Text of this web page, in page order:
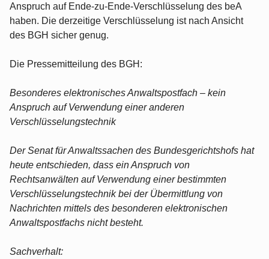
Anspruch auf Ende-zu-Ende-Verschlüsselung des beA
haben. Die derzeitige Verschlüsselung ist nach Ansicht
des BGH sicher genug.
Die Pressemitteilung des BGH:
Besonderes elektronisches Anwaltspostfach – kein
Anspruch auf Verwendung einer anderen
Verschlüsselungstechnik
Der Senat für Anwaltssachen des Bundesgerichtshofs hat
heute entschieden, dass ein Anspruch von
Rechtsanwälten auf Verwendung einer bestimmten
Verschlüsselungstechnik bei der Übermittlung von
Nachrichten mittels des besonderen elektronischen
Anwaltspostfachs nicht besteht.
Sachverhalt: